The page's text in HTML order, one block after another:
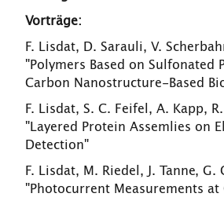
Vorträge:
F. Lisdat, D. Sarauli, V.
"Polymers Based on
Carbon Nanostructure-Based
F. Lisdat, S. C. Feifel, A. Kapp,
"Layered Protein Assemlies on
Detection"
F. Lisdat, M. Riedel, J. Tanne, G.
"Photocurrent Measurements